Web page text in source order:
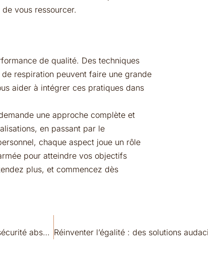
vous ressourcer.
de qualité. Des techniques
respiration peuvent faire une grande
aider à intégrer ces pratiques dans
une approche complète et
en passant par le
chaque aspect joue un rôle
pour atteindre vos objectifs
plus, et commencez dès
Destinations méconnues où les voyageuses se sentent en sécurité absolue